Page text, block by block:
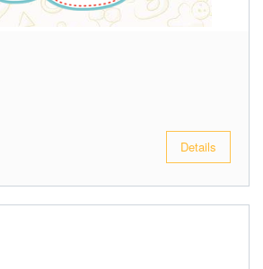
Details